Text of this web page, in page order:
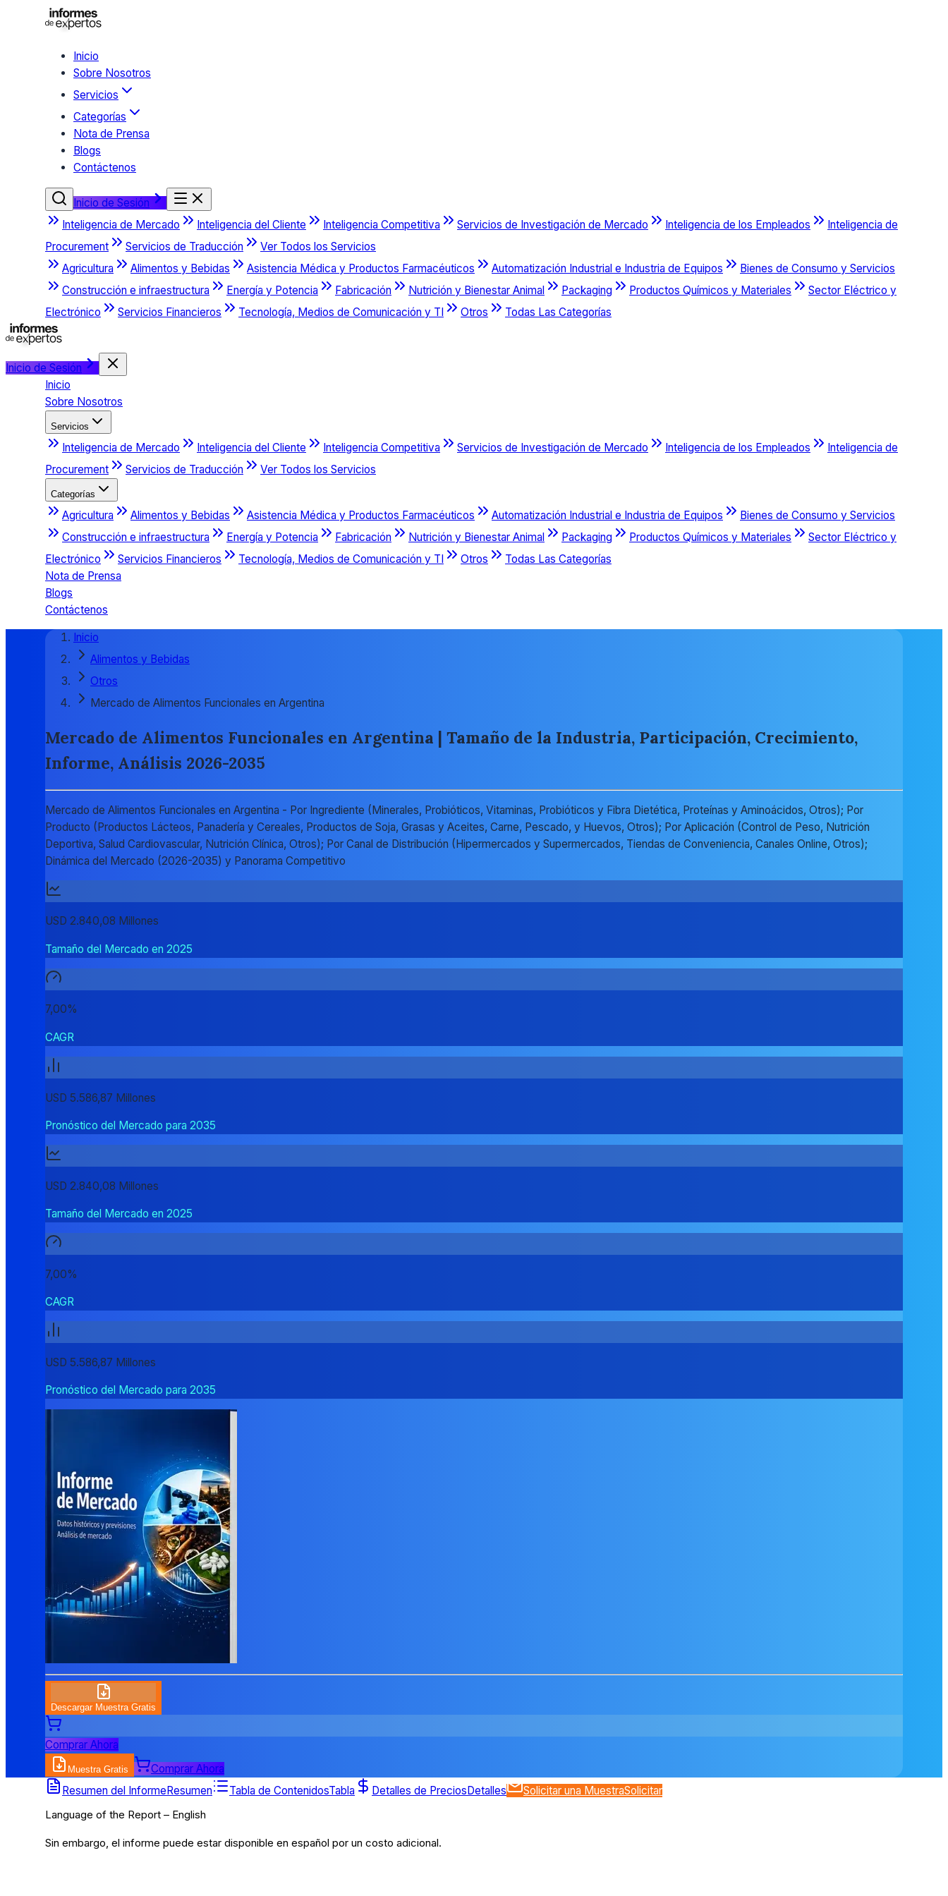
Inicio
Sobre Nosotros
Servicios
Categorías
Nota de Prensa
Blogs
Contáctenos
Inicio de Sesión
Inteligencia de Mercado
Inteligencia del Cliente Inteligencia Competitiva Servicios de Investigación de Mercado Inteligencia de los Empleados
Inteligencia de
Procurement
Servicios de Traducción
Ver Todos los Servicios
Agricultura
Alimentos y Bebidas Asistencia Médica y Productos Farmacéuticos Automatización Industrial e Industria de Equipos
Bienes de Consumo y Servicios
Construcción e infraestructura
Energía y Potencia Fabricación Nutrición y Bienestar Animal Packaging Productos Químicos y Materiales
Sector Eléctrico y
Electrónico
Servicios Financieros Tecnología, Medios de Comunicación y TI Otros Todas Las Categorías
Inicio de Sesión
Inicio
Sobre Nosotros
Servicios
Inteligencia de Mercado Inteligencia del Cliente Inteligencia Competitiva Servicios de Investigación de Mercado Inteligencia de los Empleados
Inteligencia de
Procurement
Servicios de Traducción Ver Todos los Servicios
Categorías
Agricultura Alimentos y Bebidas Asistencia Médica y Productos Farmacéuticos Automatización Industrial e Industria de Equipos
Bienes de Consumo y Servicios
Construcción e infraestructura
Energía y Potencia Fabricación Nutrición y Bienestar Animal Packaging Productos Químicos y Materiales
Sector Eléctrico y
Electrónico
Servicios Financieros Tecnología, Medios de Comunicación y TI Otros
Todas Las Categorías
Nota de Prensa
Blogs
Contáctenos
Inicio
Alimentos y Bebidas
Otros
Mercado de Alimentos Funcionales en Argentina
Mercado de Alimentos Funcionales en Argentina | Tamaño de la Industria, Participación, Crecimiento,
Informe, Análisis 2026-2035
Mercado de Alimentos Funcionales en Argentina - Por Ingrediente (Minerales, Probióticos, Vitaminas, Probióticos y Fibra Dietética, Proteínas y Aminoácidos, Otros); Por
Producto (Productos Lácteos, Panadería y Cereales, Productos de Soja, Grasas y Aceites, Carne, Pescado, y Huevos, Otros); Por Aplicación (Control de Peso, Nutrición
Deportiva, Salud Cardiovascular, Nutrición Clínica, Otros); Por Canal de Distribución (Hipermercados y Supermercados, Tiendas de Conveniencia, Canales Online, Otros);
Dinámica del Mercado (2026-2035) y Panorama Competitivo
USD 2.840,08 Millones
Tamaño del Mercado en 2025
7,00%
CAGR
USD 5.586,87 Millones
Pronóstico del Mercado para 2035
USD 2.840,08 Millones
Tamaño del Mercado en 2025
7,00%
CAGR
USD 5.586,87 Millones
Pronóstico del Mercado para 2035
Descargar Muestra Gratis
Comprar Ahora
Muestra Gratis Comprar Ahora
Tabla de Contenidos
Resumen del InformeResumen Tabla de ContenidosTabla Detalles de PreciosDetalles Solicitar una MuestraSolicitar
Language of the Report – English
Sin embargo, el informe puede estar disponible en español por un costo adicional.